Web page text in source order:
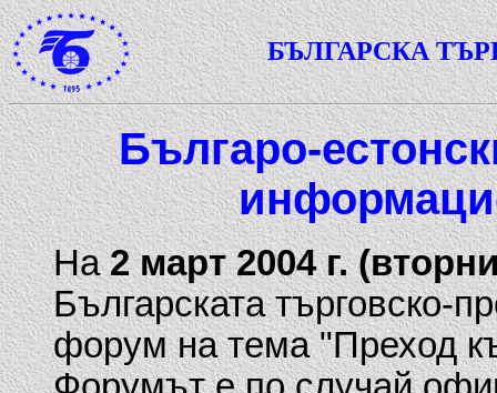
БЪЛГАРСКА
Българо-
На2 март 2004 г.
Българската търговско-
форум на тема "Преход